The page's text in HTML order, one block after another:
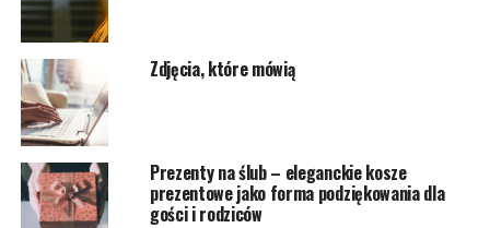
Zdjęcia, które mówią
Prezenty na ślub – eleganckie kosze
prezentowe jako forma podziękowania dla
gości i rodziców